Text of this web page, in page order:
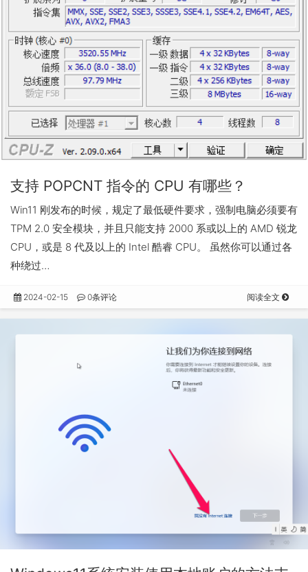
支持 POPCNT 指令的 CPU 有哪些？
Win11 刚发布的时候，规定了最低硬件要求，强制电脑必须要有
TPM 2.0 安全模块，并且只能支持 2000 系或以上的 AMD 锐龙
CPU，或是 8 代及以上的 Intel 酷睿 CPU。 虽然你可以通过各
种绕过…
2024-02-15 0条评论 阅读全文